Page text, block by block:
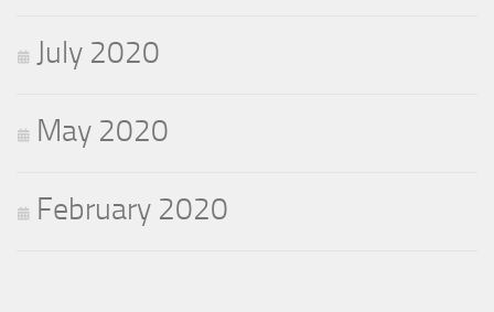
July 2020
May 2020
February 2020